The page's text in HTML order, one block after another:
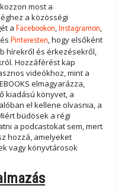
most a
a közösségi
a Facebookon,Instagramon,
és Pinteresten, hogy elsőként
hírekről és érkezésekről,
Hozzáférést kap
videókhoz, mint a
elmagyarázza,
kiadású könyvet, a
el kellene olvasnia, a
büdösek a régi
a podcastokat sem, mert
hozzá, amelyeket
vagy könyvtárosok